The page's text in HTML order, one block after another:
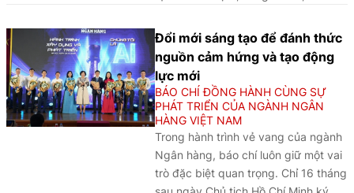
báo tiêu biểu đoạt Giải Báo chí Quốc
gia qua các năm.
Đổi mới sáng tạo để đánh thức
nguồn cảm hứng và tạo động
lực mới
BÁO CHÍ ĐỒNG HÀNH CÙNG SỰ
PHÁT TRIỂN CỦA NGÀNH NGÂN
HÀNG VIỆT NAM
Trong hành trình vẻ vang của ngành
Ngân hàng, báo chí luôn giữ một vai
trò đặc biệt quan trọng. Chỉ 16 tháng